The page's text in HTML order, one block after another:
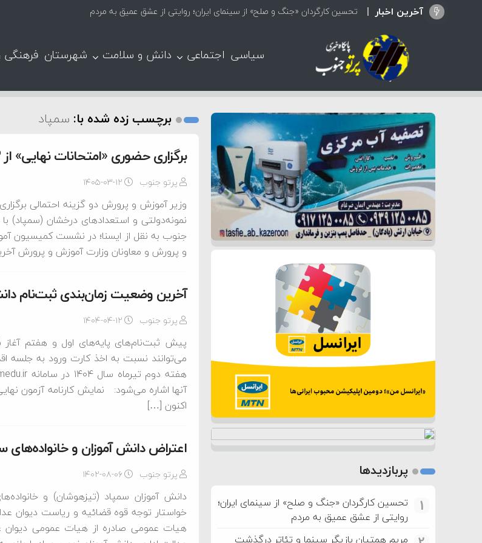
آخرین اخبار تحسین کارگردان «جنگ و صلح» از سینمای ایران؛ روایتی از عشق عمیق به مردم
سیاسی اجتماعی دانش و سلامت شهرستان
برچسب زده شده با: سمپاد
برگزاری حضوری «امتحانات نهایی» از ۱۳ تیر به شرط مجوز شورای عالی امنیت ملی
پرتو جنوب ۱۴۰۵-۰۳-۱۲
وزیر آموزش و پرورش دو گزینه احتمالی
جنوب به نقل از ایسنا؛ در نشست کمیسیون
و پرورش و معاونان وزارت آموزش و پرورش
آخرین وضعیت زمان‌بندی ثبت‌نام
پرتو جنوب ۱۴۰۴-۰۴-۱۲
پیش ثبت‌نام‌های پایه‌های اول و هفتم آغاز
می‌توانند نسبت به اخذ کارت ورود به جلسه
آنها اشاره می‌شود: نمایش کارنامه آزمون
اکنون […]
اعتراض دانش آموزان و خانواده‌های
پرتو جنوب ۱۴۰۲-۰۸-۰۶
دانش آموزان سمپاد (تیزهوشان) و
خواستار توجه قوه قضائیه و ریاست دیوان
هیات عمومی صادره از هیات عمومی دیوان
پربازدیدها
1
تحسین کارگردان «جنگ و صلح» از سینمای ایران؛
روایتی از عشق عمیق به مردم
مریم همتیان بازیگر سینما و تئاتر درگذشت